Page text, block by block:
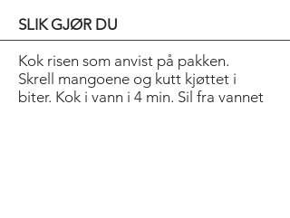
SLIK GJØR DU
Kok risen som anvist på pakken.
Skrell mangoene og kutt kjøttet i
biter. Kok i vann i 4 min. Sil fra vannet